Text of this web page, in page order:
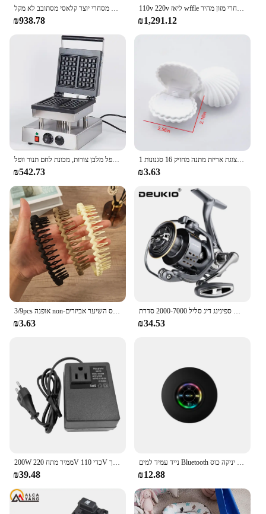
כלי וופלים חשמליים מסחרי יוצר קלאסי מסתובב לא מקל belian wffle מכונת מיני 220v נירוסטה
₪938.78
110v 220v ליאז wffle ברזל יצרנית וופל מכונת מכונת כביסה מסחרי מזון מהיר
₪1,291.12
מכונת וופל חשמלי מכונת מכונת וופל, בוולג 'יאן, כוופל מלבן צורות, מכונת לחם תנור וופל
₪542.73
1 חתיכה יפה קטיפה תכשיטי תיבת מיכל חתונה תיבת טבעת עגילי שרשרת צמיד תצוגת אריזת מתנה מחזיק 16 סגנונות
₪3.63
₪3.63 ₪34.53
₪39.48 ₪12.88